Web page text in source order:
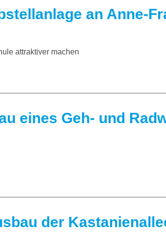
an Anne-
attraktiver machen
eines Geh- und
der